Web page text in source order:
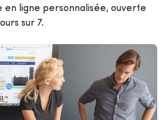
en ligne personnalisée, ouverte
sur 7.